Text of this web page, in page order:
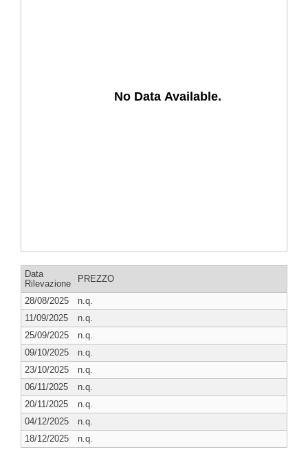
No Data Available.
Data
Rilevazione
PREZZO
28/08/2025
n.q.
11/09/2025
n.q.
25/09/2025
n.q.
09/10/2025
n.q.
23/10/2025
n.q.
06/11/2025
n.q.
20/11/2025
n.q.
04/12/2025
n.q.
18/12/2025
n.q.